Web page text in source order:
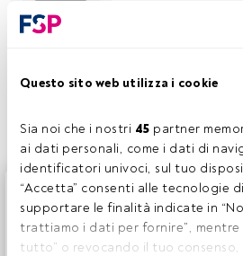
Questo sito web utilizza i cookie
Sia noi che i nostri 45 partner
ai dati personali, come i dati di
identificatori univoci, sul tuo
“Accetta” consenti alle tecnologie
supportare le finalità indicate in
trattiamo i dati per fornire”, mentre
tutto” o revocando il tuo consenso,
Condividi:
Questo è un articolo riservato agli
sei già registrato, accedi tramite il
hai ancora un account, ti invitiamo
tutti i contenuti che FundsPeople